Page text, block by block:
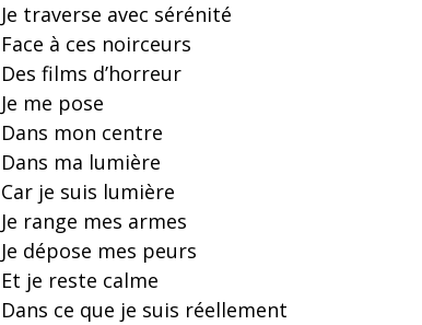
Je traverse avec sérénité
Face à ces noirceurs
Des films d’horreur
Je me pose
Dans mon centre
Dans ma lumière
Car je suis lumière
Je range mes armes
Je dépose mes peurs
Et je reste calme
Dans ce que je suis réellement